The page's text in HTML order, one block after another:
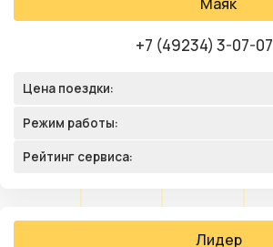
+7 (49234) 3-07-07
Цена поездки:
Режим работы:
Рейтинг сервиса:
Лидер